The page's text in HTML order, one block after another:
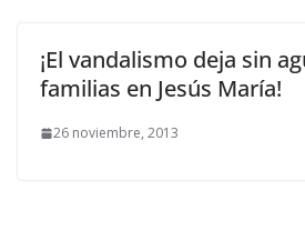
¡El vandalismo deja sin
familias en Jesús María!
26 noviembre, 2013